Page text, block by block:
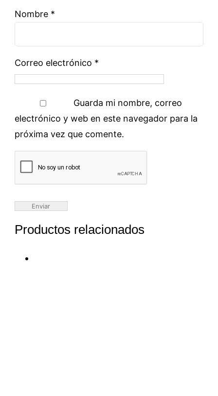
Nombre *
Correo electrónico *
Guarda mi nombre, correo
electrónico y web en este navegador para la
próxima vez que comente.
Productos relacionados